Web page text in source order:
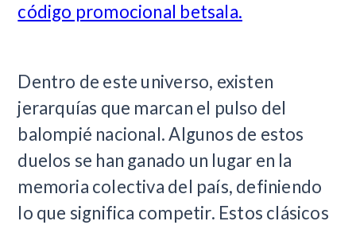
código promocional betsala.
Dentro de este universo, existen
jerarquías que marcan el pulso del
balompié nacional. Algunos de estos
duelos se han ganado un lugar en la
memoria colectiva del país, definiendo
lo que significa competir. Estos clásicos